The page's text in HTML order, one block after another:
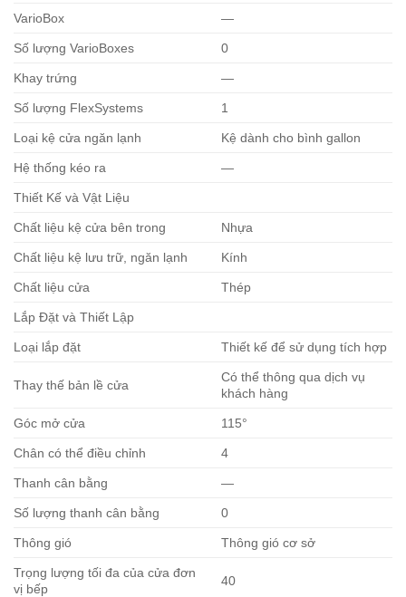
VarioBox —
Số lượng VarioBoxes 0
Khay trứng —
Số lượng FlexSystems 1
Loại kệ cửa ngăn lạnh Kệ dành cho bình gallon
Hệ thống kéo ra —
Thiết Kế và Vật Liệu
Chất liệu kệ cửa bên trong Nhựa
Chất liệu kệ lưu trữ, ngăn lạnh Kính
Chất liệu cửa Thép
Lắp Đặt và Thiết Lập
Loại lắp đặt Thiết kế để sử dụng tích hợp
Thay thế bản lề cửa
Có thể thông qua dịch vụ
khách hàng
Góc mở cửa 115°
Chân có thể điều chỉnh 4
Thanh cân bằng —
Số lượng thanh cân bằng 0
Thông gió Thông gió cơ sở
Trọng lượng tối đa của cửa đơn
vị bếp
40